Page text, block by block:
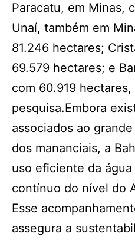
Paracatu, em Minas,
Unaí, também em
81.246 hectares;
69.579 hectares; e
com 60.919 hectares,
pesquisa.Embora
associados ao
dos mananciais, a
uso eficiente da
contínuo do nível do
Esse
assegura a